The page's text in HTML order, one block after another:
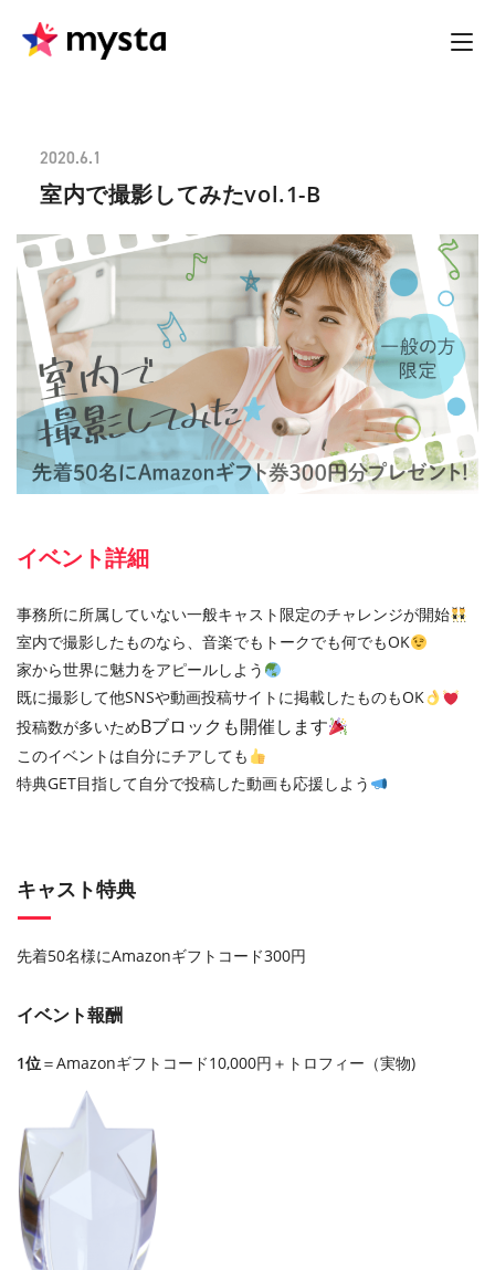
2020.6.1
室内で撮影してみたvol.1-B
イベント詳細
事務所に所属していない一般キャスト限定のチャレンジが開始
室内で撮影したものなら、音楽でもトークでも何でもOK
家から世界に魅力をアピールしよう
既に撮影して他SNSや動画投稿サイトに掲載したものもOK
投稿数が多いためBブロックも開催します
このイベントは自分にチアしても
特典GET目指して自分で投稿した動画も応援しよう
キャスト特典
先着50名様にAmazonギフトコード300円
イベント報酬
1位＝Amazonギフトコード10,000円＋トロフィー（実物)